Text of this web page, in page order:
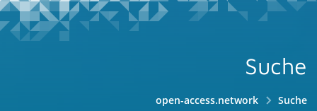
Suche
open-access.network Suche